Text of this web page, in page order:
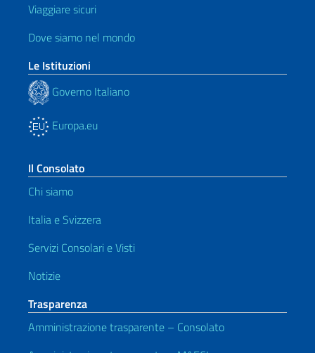
Viaggiare sicuri
Dove siamo nel mondo
Le Istituzioni
Governo Italiano
Europa.eu
Il Consolato
Chi siamo
Italia e Svizzera
Servizi Consolari e Visti
Notizie
Trasparenza
Amministrazione trasparente – Consolato